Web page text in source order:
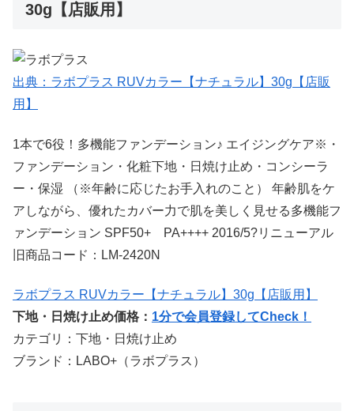
30g【店販用】
出典：ラボプラス RUVカラー【ナチュラル】30g【店販
用】
1本で6役！多機能ファンデーション♪ エイジングケア※・
ファンデーション・化粧下地・日焼け止め・コンシーラ
ー・保湿 （※年齢に応じたお手入れのこと） 年齢肌をケ
アしながら、優れたカバー力で肌を美しく見せる多機能フ
ァンデーション SPF50+ PA++++ 2016/5?リニューアル
旧商品コード：LM-2420N
ラボプラス RUVカラー【ナチュラル】30g【店販用】
下地・日焼け止め価格： 1分で会員登録してCheck！
カテゴリ：下地・日焼け止め
ブランド：LABO+（ラボプラス）